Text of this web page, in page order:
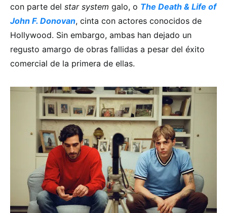
con parte del star system galo, o The Death & Life of
John F. Donovan, cinta con actores conocidos de
Hollywood. Sin embargo, ambas han dejado un
regusto amargo de obras fallidas a pesar del éxito
comercial de la primera de ellas.